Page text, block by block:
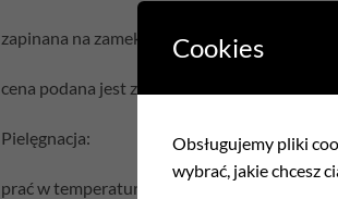
zapinana na zamek błyskawiczny
cena podana jest za samą poszewkę bez
Pielęgnacja:
prać w temperaturze 30°C
Cookies
Obsługujemy pliki
wybrać, jakie chcesz